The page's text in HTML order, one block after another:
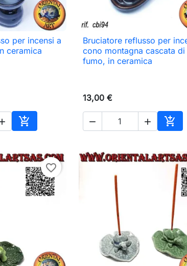
per incensi a
ceramica

Aggiungi al carrello
 Anteprima
Bruciatore reflusso per
cono montagna cascata di
fumo, in ceramica
13,00 €
  
favorite_border